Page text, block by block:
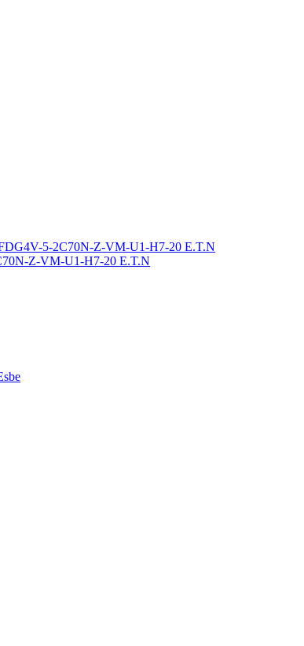
Z-VM-U1-H7-20 E.T.N